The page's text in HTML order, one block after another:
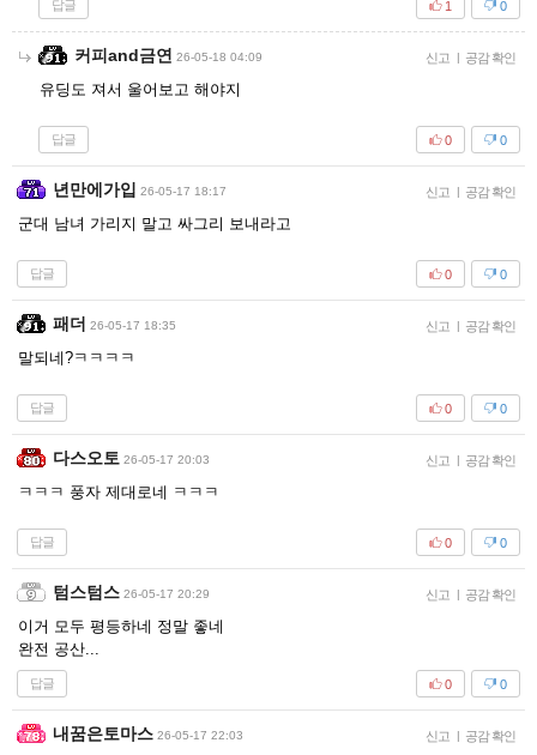
답글 0
1
커피and금연 26-05-18 04:09 신고 공감 확인
유딩도 져서 울어보고 해야지
답글 0
0
년만에가입 26-05-17 18:17 신고 공감 확인
군대 남녀 가리지 말고 싸그리 보내라고
답글 0
0
패더 26-05-17 18:35 신고 공감 확인
말되네?ㅋㅋㅋㅋ
답글 0
0
다스오토 26-05-17 20:03 신고 공감 확인
ㅋㅋㅋ 풍자 제대로네 ㅋㅋㅋ
답글 0
0
텀스텀스 26-05-17 20:29 신고 공감 확인
이거 모두 평등하네 정말 좋네
완전 공산...
답글 0
0
내꿈은토마스 26-05-17 22:03 신고 공감 확인